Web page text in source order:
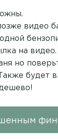
видео
на видео
но
будет